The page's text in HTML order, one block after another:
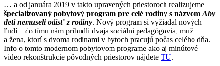
… a od januára 2019 v takto upravených priestoroch realizujeme
špecializovaný pobytový program pre celé rodiny s názvom Aby
deti nemuseli odísť z rodiny. Nový program si vyžiadal nových
ľudí – do tímu nám pribudli dvaja sociálni pedagógovia, muž
a žena, ktorí s dvoma rodinami v bytoch pracujú počas celého dňa.
Info o tomto modernom pobytovom programe ako aj minútové
video rekonštrukcie pôvodných priestorov nájdete TU.